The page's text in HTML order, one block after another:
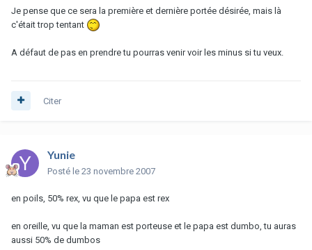
Je pense que ce sera la première et dernière portée désirée, mais là
c'était trop tentant
A défaut de pas en prendre tu pourras venir voir les minus si tu veux.
Citer
Yunie
Posté le 23 novembre 2007
en poils, 50% rex, vu que le papa est rex
en oreille, vu que la maman est porteuse et le papa est dumbo, tu auras
aussi 50% de dumbos